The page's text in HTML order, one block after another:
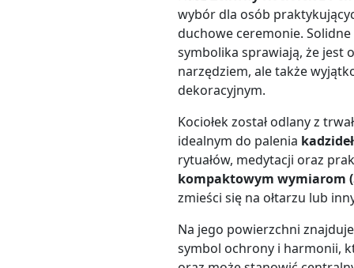
wybór dla osób
duchowe ceremonie.
symbolika sprawiają, że jest
narzędziem, ale także
dekoracyjnym.
Kociołek został odlany z
idealnym do palenia
rytuałów, medytacji oraz
kompaktowym wymiarom
zmieści się na ołtarzu lub
Na jego powierzchni
symbol ochrony i harmonii,